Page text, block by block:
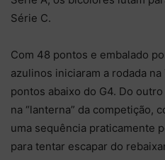
Série C.
Com 48 pontos e embalado
azulinos iniciaram a rodada
pontos abaixo do G4. Do
na “lanterna” da competição,
uma sequência praticamente
para tentar escapar do